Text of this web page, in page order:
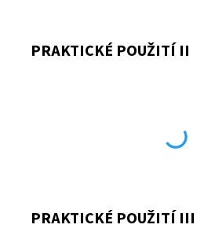
PRAKTICKÉ POUŽITÍ II
PRAKTICKÉ POUŽITÍ III